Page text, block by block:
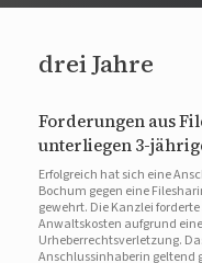
drei Jahre
Forderungen aus
unterliegen 3-
Erfolgreich hat sich eine
Bochum gegen eine
gewehrt. Die Kanzlei
Anwaltskosten aufgrund
Urheberrechtsverletzung.
Anschlussinhaberin